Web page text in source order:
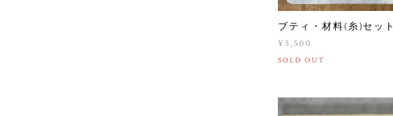
ブティ・材料(糸)セット
¥5,500
SOLD OUT